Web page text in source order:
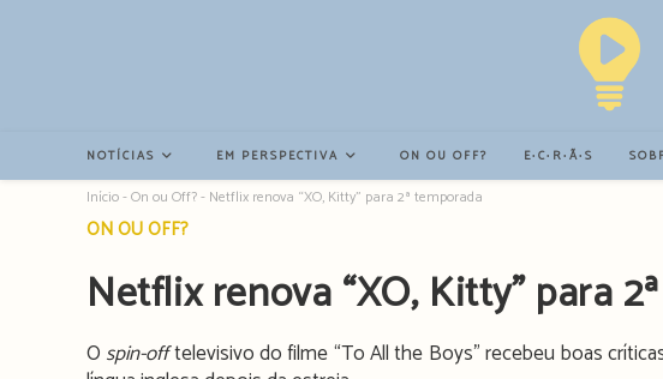
NOTÍCIAS EM PERSPECTIVA ON OU OFF? E∙C∙R∙Ã∙S
Início-On ou Off?- Netflix renova “XO, Kitty” para 2ª temporada
Post
ON OU OFF?
Netflix renova “XO, Kitty” para
O spin-offtelevisivo do filme “To All the Boys” recebeu boas